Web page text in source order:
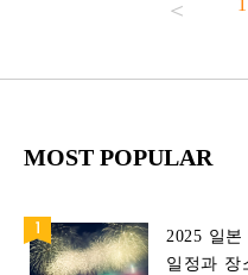
1
MOST POPULAR
2025 일
일정과 장